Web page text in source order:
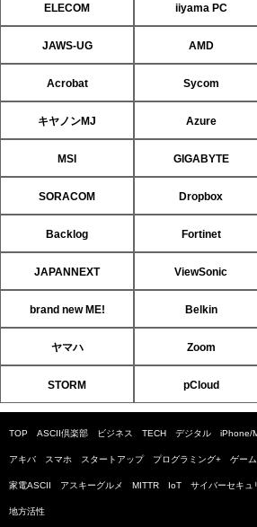
ELECOM iiyama PC
JAWS-UG AMD
Acrobat Sycom
キヤノンMJ Azure
MSI GIGABYTE
SORACOM Dropbox
Backlog Fortinet
JAPANNEXT ViewSonic
brand new ME! Belkin
ヤマハ Zoom
STORM pCloud
TOP ASCII倶楽部 ビジネス TECH デジタル iPhone/
アキバ スマホ スタートアップ プログラミング+ ゲーム
家電ASCII アスキーグルメ MITTR IoT サイバーセキュ
地方活性